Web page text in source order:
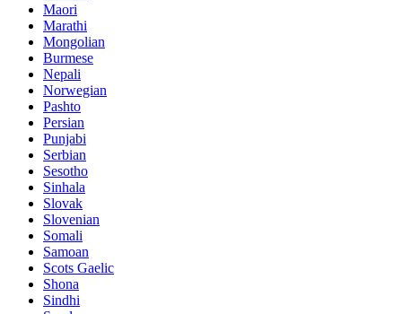
Maori
Marathi
Mongolian
Burmese
Nepali
Norwegian
Pashto
Persian
Punjabi
Serbian
Sesotho
Sinhala
Slovak
Slovenian
Somali
Samoan
Scots Gaelic
Shona
Sindhi